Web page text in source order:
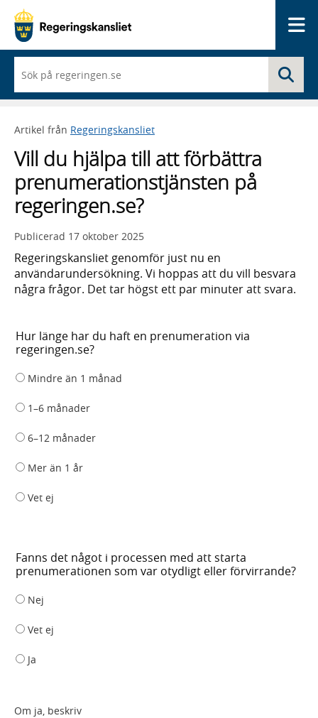
du
börjar
skriva
framträder
lista
med
sökförslag
Artikel från Regeringskansliet
Vill du hjälpa till att förbättra
prenumerationstjänsten på
regeringen.se?
Publicerad 17 oktober 2025
Regeringskansliet genomför just nu en
användarundersökning. Vi hoppas att du vill besvara
några frågor. Det tar högst ett par minuter att svara.
Hur länge har du haft en prenumeration via
regeringen.se?
Mindre än 1 månad
1–6 månader
6–12 månader
Mer än 1 år
Vet ej
Fanns det något i processen med att starta
prenumerationen som var otydligt eller förvirrande?
Nej
Vet ej
Ja
Om ja, beskriv